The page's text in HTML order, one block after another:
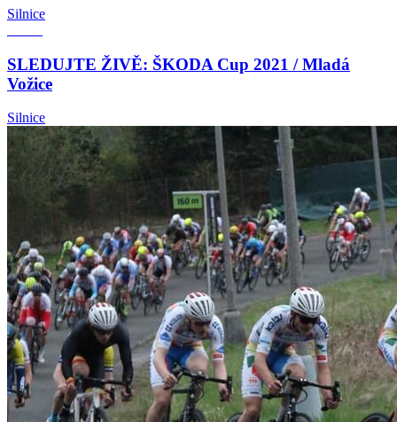
Silnice
SLEDUJTE ŽIVĚ: ŠKODA Cup 2021 / Mladá
Vožice
Silnice